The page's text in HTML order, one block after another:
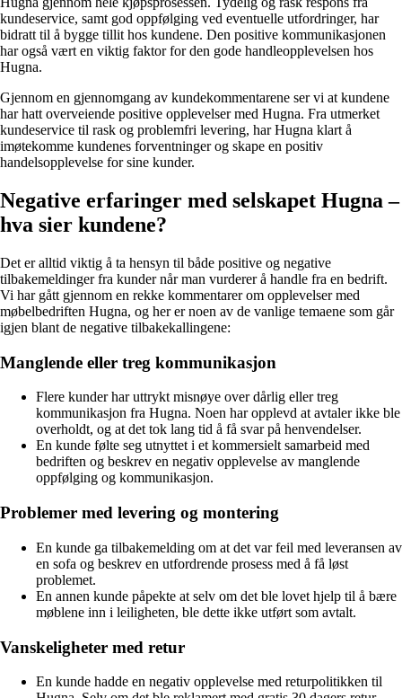
kundeservice, samt god oppfølging ved eventuelle utfordringer, har
bidratt til å bygge tillit hos kundene. Den positive kommunikasjonen
har også vært en viktig faktor for den gode handleopplevelsen hos
Hugna.
Gjennom en gjennomgang av kundekommentarene ser vi at kundene
har hatt overveiende positive opplevelser med Hugna. Fra utmerket
kundeservice til rask og problemfri levering, har Hugna klart å
imøtekomme kundenes forventninger og skape en positiv
handelsopplevelse for sine kunder.
Negative erfaringer med selskapet Hugna –
hva sier kundene?
Det er alltid viktig å ta hensyn til både positive og negative
tilbakemeldinger fra kunder når man vurderer å handle fra en bedrift.
Vi har gått gjennom en rekke kommentarer om opplevelser med
møbelbedriften Hugna, og her er noen av de vanlige temaene som går
igjen blant de negative tilbakekallingene:
Manglende eller treg kommunikasjon
Flere kunder har uttrykt misnøye over dårlig eller treg
kommunikasjon fra Hugna. Noen har opplevd at avtaler ikke ble
overholdt, og at det tok lang tid å få svar på henvendelser.
En kunde følte seg utnyttet i et kommersielt samarbeid med
bedriften og beskrev en negativ opplevelse av manglende
oppfølging og kommunikasjon.
Problemer med levering og montering
En kunde ga tilbakemelding om at det var feil med leveransen av
en sofa og beskrev en utfordrende prosess med å få løst
problemet.
En annen kunde påpekte at selv om det ble lovet hjelp til å bære
møblene inn i leiligheten, ble dette ikke utført som avtalt.
Vanskeligheter med retur
En kunde hadde en negativ opplevelse med returpolitikken til